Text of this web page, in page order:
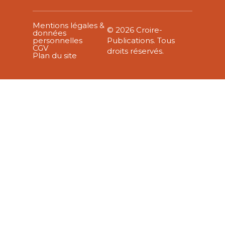
Mentions légales &
données
personnelles
CGV
Plan du site
© 2026 Croire-
Publications. Tous
droits réservés.